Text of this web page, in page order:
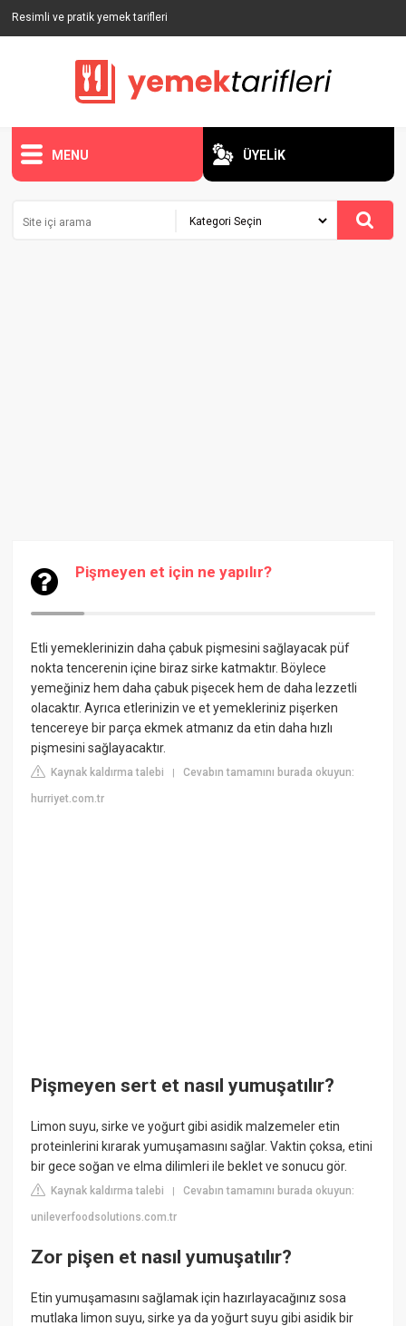
Resimli ve pratik yemek tarifleri
MENU ÜYELİK
Pişmeyen et için ne yapılır?
Etli yemeklerinizin daha çabuk pişmesini sağlayacak püf
nokta tencerenin içine biraz sirke katmaktır. Böylece
yemeğiniz hem daha çabuk pişecek hem de daha lezzetli
olacaktır. Ayrıca etlerinizin ve et yemekleriniz pişerken
tencereye bir parça ekmek atmanız da etin daha hızlı
pişmesini sağlayacaktır.
Kaynak kaldırma talebi |Cevabın tamamını burada okuyun:
hurriyet.com.tr
Pişmeyen sert et nasıl yumuşatılır?
Limon suyu, sirke ve yoğurt gibi asidik malzemeler etin
proteinlerini kırarak yumuşamasını sağlar. Vaktin çoksa, etini
bir gece soğan ve elma dilimleri ile beklet ve sonucu gör.
Kaynak kaldırma talebi |Cevabın tamamını burada okuyun:
unileverfoodsolutions.com.tr
Zor pişen et nasıl yumuşatılır?
Etin yumuşamasını sağlamak için hazırlayacağınız sosa
mutlaka limon suyu, sirke ya da yoğurt suyu gibi asidik bir